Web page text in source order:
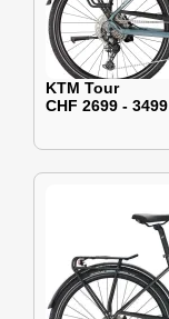
KTM Tour
CHF 2699 - 3499